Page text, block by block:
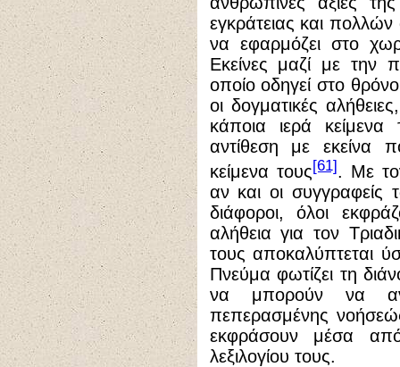
εγκράτειας και
να εφαρμόζει στο
Εκείνες μαζί με την
οποίο οδηγεί στο
οι δογματικές
κάποια ιερά
αντίθεση με εκείνα
κείμενα τους[61]. Με
αν και οι συγγραφείς
διάφοροι, όλοι
αλήθεια για τον
τους αποκαλύπτεται
Πνεύμα φωτίζει τη
να μπορούν να
πεπερασμένης
εκφράσουν μέσα
λεξιλογίου τους.